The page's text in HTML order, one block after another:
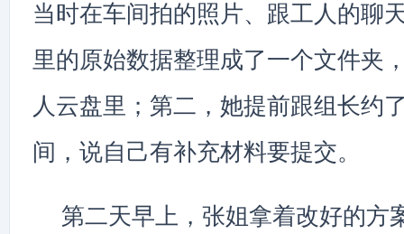
当时在车间拍的照片、跟工人的聊
里的原始数据整理成了一个文件夹
人云盘里；第二，她提前跟组长约
间，说自己有补充材料要提交。
第二天早上，张姐拿着改好的方